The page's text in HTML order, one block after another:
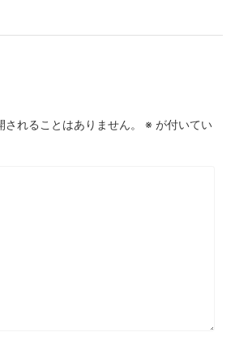
れることはありません。 ※ が付いてい